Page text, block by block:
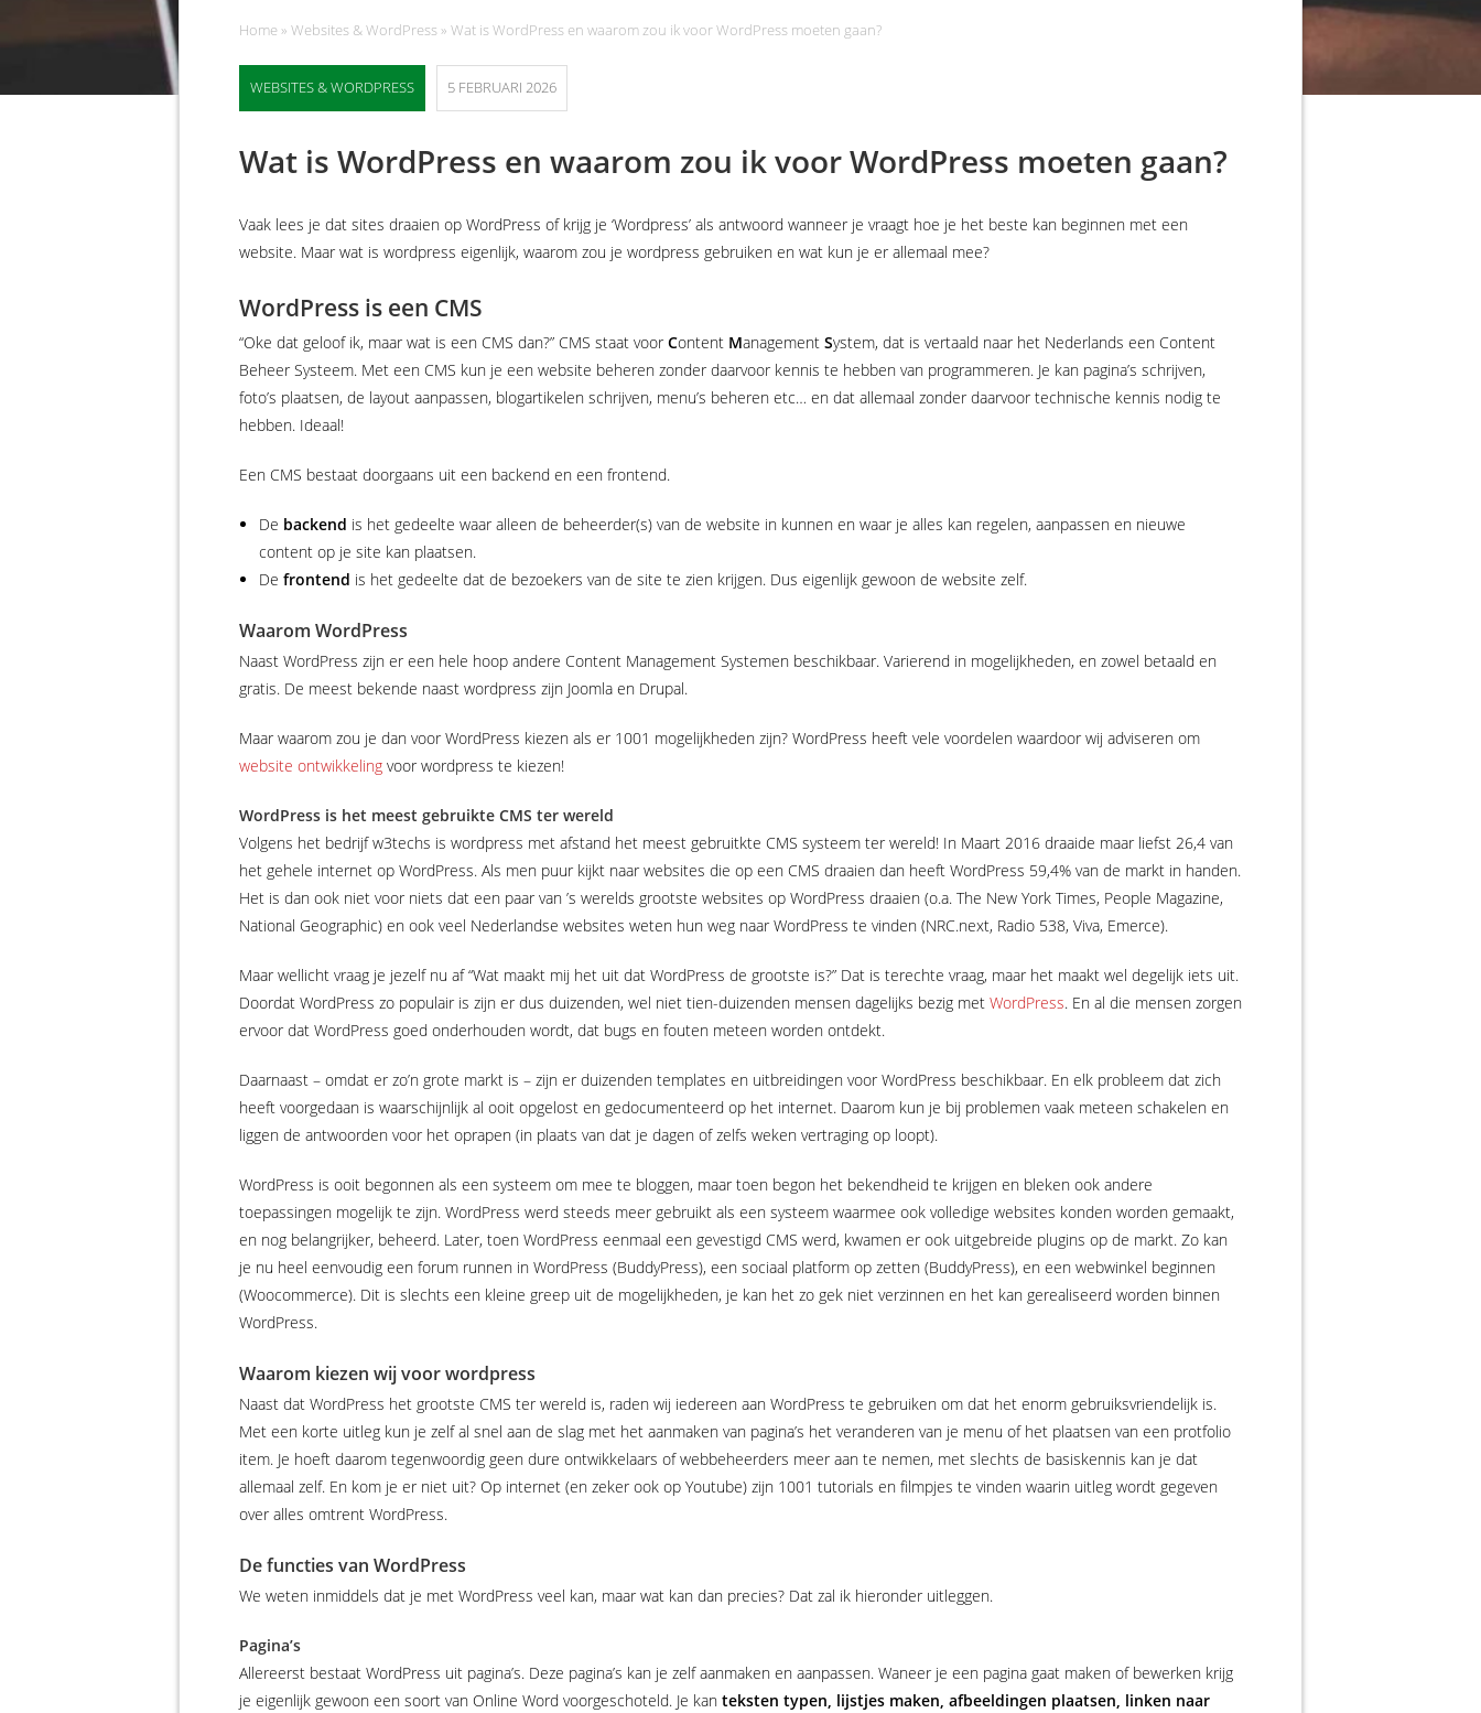
Home» Websites & WordPress» Wat is WordPress en waarom zou ik voor WordPress moeten gaan?
WEBSITES & WORDPRESS 5 FEBRUARI 2026
Wat is WordPress en waarom zou ik voor WordPress moeten gaan?
Vaak lees je dat sites draaien op WordPress of krijg je ‘Wordpress’ als antwoord wanneer je vraagt hoe je het beste kan beginnen met een
website. Maar wat is wordpress eigenlijk, waarom zou je wordpress gebruiken en wat kun je er allemaal mee?
WordPress is een CMS
“Oke dat geloof ik, maar wat is een CMS dan?” CMS staat voor Content Management System, dat is vertaald naar het Nederlands een Content
Beheer Systeem. Met een CMS kun je een website beheren zonder daarvoor kennis te hebben van programmeren. Je kan pagina’s schrijven,
foto’s plaatsen, de layout aanpassen, blogartikelen schrijven, menu’s beheren etc… en dat allemaal zonder daarvoor technische kennis nodig te
hebben. Ideaal!
Een CMS bestaat doorgaans uit een backend en een frontend.
De backend is het gedeelte waar alleen de beheerder(s) van de website in kunnen en waar je alles kan regelen, aanpassen en nieuwe
content op je site kan plaatsen.
De frontend is het gedeelte dat de bezoekers van de site te zien krijgen. Dus eigenlijk gewoon de website zelf.
Waarom WordPress
Naast WordPress zijn er een hele hoop andere Content Management Systemen beschikbaar. Varierend in mogelijkheden, en zowel betaald en
gratis. De meest bekende naast wordpress zijn Joomla en Drupal.
Maar waarom zou je dan voor WordPress kiezen als er 1001 mogelijkheden zijn? WordPress heeft vele voordelen waardoor wij adviseren om
website ontwikkelingvoor wordpress te kiezen!
WordPress is het meest gebruikte CMS ter wereld
Volgens het bedrijf w3techs is wordpress met afstand het meest gebruitkte CMS systeem ter wereld! In Maart 2016 draaide maar liefst 26,4 van
het gehele internet op WordPress. Als men puur kijkt naar websites die op een CMS draaien dan heeft WordPress 59,4% van de markt in handen.
Het is dan ook niet voor niets dat een paar van ’s werelds grootste websites op WordPress draaien (o.a. The New York Times, People Magazine,
National Geographic) en ook veel Nederlandse websites weten hun weg naar WordPress te vinden (NRC.next, Radio 538, Viva, Emerce).
Maar wellicht vraag je jezelf nu af “Wat maakt mij het uit dat WordPress de grootste is?” Dat is terechte vraag, maar het maakt wel degelijk iets uit.
Doordat WordPress zo populair is zijn er dus duizenden, wel niet tien-duizenden mensen dagelijks bezig met WordPress. En al die mensen zorgen
ervoor dat WordPress goed onderhouden wordt, dat bugs en fouten meteen worden ontdekt.
Daarnaast – omdat er zo’n grote markt is – zijn er duizenden templates en uitbreidingen voor WordPress beschikbaar. En elk probleem dat zich
heeft voorgedaan is waarschijnlijk al ooit opgelost en gedocumenteerd op het internet. Daarom kun je bij problemen vaak meteen schakelen en
liggen de antwoorden voor het oprapen (in plaats van dat je dagen of zelfs weken vertraging op loopt).
WordPress is ooit begonnen als een systeem om mee te bloggen, maar toen begon het bekendheid te krijgen en bleken ook andere
toepassingen mogelijk te zijn. WordPress werd steeds meer gebruikt als een systeem waarmee ook volledige websites konden worden gemaakt,
en nog belangrijker, beheerd. Later, toen WordPress eenmaal een gevestigd CMS werd, kwamen er ook uitgebreide plugins op de markt. Zo kan
je nu heel eenvoudig een forum runnen in WordPress (BuddyPress), een sociaal platform op zetten (BuddyPress), en een webwinkel beginnen
(Woocommerce). Dit is slechts een kleine greep uit de mogelijkheden, je kan het zo gek niet verzinnen en het kan gerealiseerd worden binnen
WordPress.
Waarom kiezen wij voor wordpress
Naast dat WordPress het grootste CMS ter wereld is, raden wij iedereen aan WordPress te gebruiken om dat het enorm gebruiksvriendelijk is.
Met een korte uitleg kun je zelf al snel aan de slag met het aanmaken van pagina’s het veranderen van je menu of het plaatsen van een protfolio
item. Je hoeft daarom tegenwoordig geen dure ontwikkelaars of webbeheerders meer aan te nemen, met slechts de basiskennis kan je dat
allemaal zelf. En kom je er niet uit? Op internet (en zeker ook op Youtube) zijn 1001 tutorials en filmpjes te vinden waarin uitleg wordt gegeven
over alles omtrent WordPress.
De functies van WordPress
We weten inmiddels dat je met WordPress veel kan, maar wat kan dan precies? Dat zal ik hieronder uitleggen.
Pagina’s
Allereerst bestaat WordPress uit pagina’s. Deze pagina’s kan je zelf aanmaken en aanpassen. Waneer je een pagina gaat maken of bewerken krijg
je eigenlijk gewoon een soort van Online Word voorgeschoteld. Je kan teksten typen, lijstjes maken, afbeeldingen plaatsen, linken naar